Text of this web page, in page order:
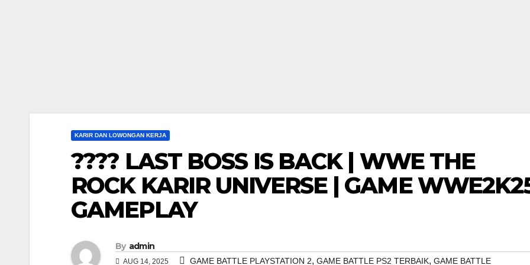
KARIR DAN LOWONGAN KERJA
???? LAST BOSS IS BACK | WWE THE
ROCK KARIR UNIVERSE | GAME
GAMEPLAY
By admin
AUG 14, 2025 GAME BATTLE PLAYSTATION 2, GAME BATTLE PS2 TERBAIK, GAME BATTLE